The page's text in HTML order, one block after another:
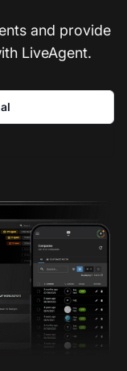
and provide
LiveAgent.